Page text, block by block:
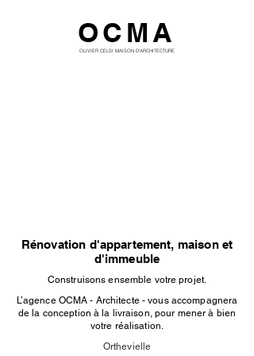
OCMA
OLIVIER CELSI MAISON D'ARCHITECTURE
Rénovation d'appartement, maison et
d'immeuble
Construisons ensemble votre projet.
L’agence OCMA - Architecte - vous accompagnera
de la conception à la livraison, pour mener à bien
votre réalisation.
Orthevielle